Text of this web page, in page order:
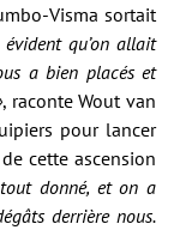
Visma sortait
évident qu’on allait
a bien placés et
, raconte Wout van
pour lancer
cette ascension
donné, et on a
derrière nous.